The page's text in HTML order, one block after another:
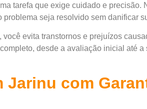
tarefa que exige cuidado e precisão.
seja resolvido sem danificar
evita transtornos e prejuízos
desde a avaliação inicial até
Jarinu com